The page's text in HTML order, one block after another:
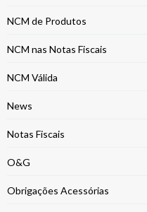
NCM de Produtos
NCM nas Notas Fiscais
NCM Válida
News
Notas Fiscais
O&G
Obrigações Acessórias